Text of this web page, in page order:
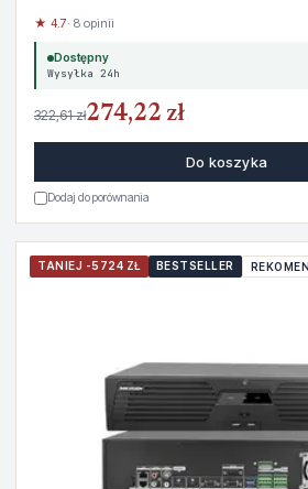
★ 4.7· 8 opinii
Dostępny
Wysyłka 24h
322,61 zł274,22 zł
Do koszyka
Dodaj do porównania
TANIEJ -5724 ZŁ BESTSELLER